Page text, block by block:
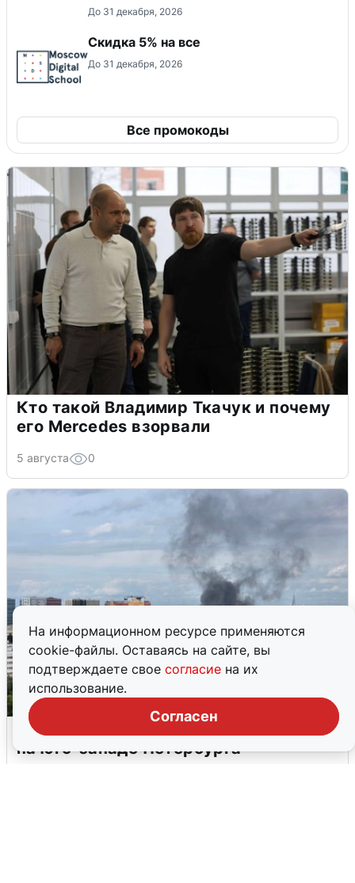
На информационном ресурсе применяются
cookie-файлы. Оставаясь на сайте, вы
подтверждаете свое согласие на их
использование.
Согласен
До 31 декабря, 2026
Скидка 5% на все
До 31 декабря, 2026
Все промокоды
Кто такой Владимир Ткачук и почему
его Mercedes взорвали
5 августа 0
Очевидцы сообщили о столбе дыма
на юго-западе Петербурга